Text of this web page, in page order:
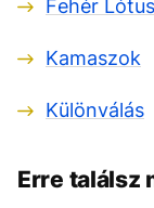
Fehér
Kamaszok
Különválás
Erre találsz